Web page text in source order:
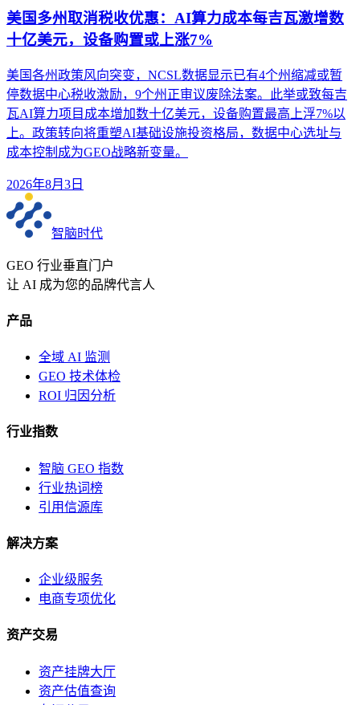
美国多州取消税收优惠：AI算力成本每吉瓦激增数
十亿美元，设备购置或上涨7%
美国各州政策风向突变，NCSL数据显示已有4个州缩减或暂
停数据中心税收激励，9个州正审议废除法案。此举或致每吉
瓦AI算力项目成本增加数十亿美元，设备购置最高上浮7%以
上。政策转向将重塑AI基础设施投资格局，数据中心选址与
成本控制成为GEO战略新变量。
2026年8月3日
智脑时代
GEO 行业垂直门户
让 AI 成为您的品牌代言人
产品
全域 AI 监测
GEO 技术体检
ROI 归因分析
行业指数
智脑 GEO 指数
行业热词榜
引用信源库
解决方案
企业级服务
电商专项优化
资产交易
资产挂牌大厅
资产估值查询